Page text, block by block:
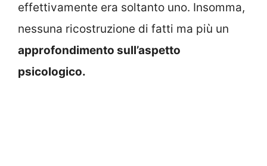
effettivamente era soltanto uno. Insomma,
nessuna ricostruzione di fatti ma più un
approfondimento sull’aspetto
psicologico.